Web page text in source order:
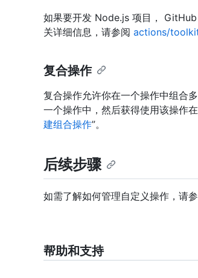
如果要开发 Node.js 项目，
关详细信息，请参阅 actions/
复合操作
复合操作允许你在一个操作中组合
一个操作中，然后获得使用该操作
建组合操作”。
后续步骤
如需了解如何管理自定义操作，请
帮助和支持